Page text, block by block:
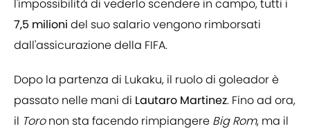
l'impossibilità di vederlo scendere in campo, tutti i
7,5 milioni del suo salario vengono rimborsati
dall'assicurazione della FIFA.
Dopo la partenza di Lukaku, il ruolo di goleador è
passato nelle mani di Lautaro Martinez. Fino ad ora,
il Toronon sta facendo rimpiangere Big Rom, ma il